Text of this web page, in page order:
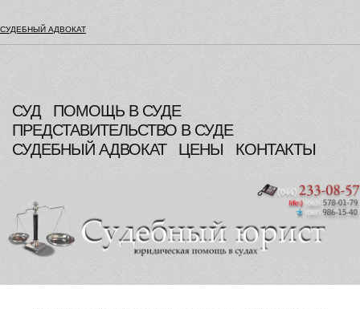
СУДЕБНЫЙ АДВОКАТ
СУД
ПОМОЩЬ В СУДЕ
ПРЕДСТАВИТЕЛЬСТВО В СУДЕ
СУДЕБНЫЙ АДВОКАТ
ЦЕНЫ КОНТАКТЫ